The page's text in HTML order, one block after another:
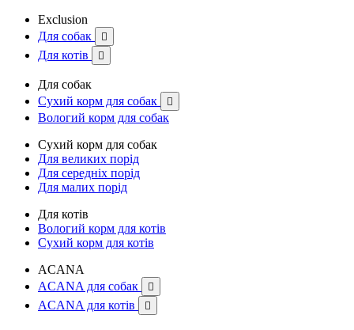
Exclusion
Для собак

Для котів 
Для собак
Сухий корм для собак

Вологий корм для собак
Сухий корм для собак
Для великих порід
Для середніх порід
Для малих порід
Для котів
Вологий корм для котів
Сухий корм для котів
ACANA
ACANA для собак

ACANA для котів 